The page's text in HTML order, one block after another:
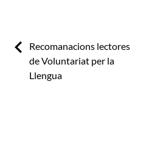
Previous:
Recomanacions lectores
de Voluntariat per la
Llengua